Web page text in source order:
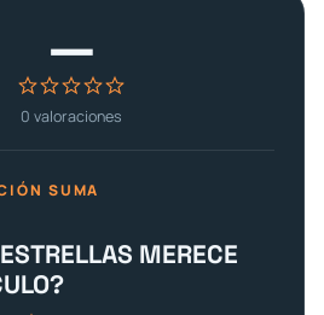
—
0 valoraciones
SUMA
MERECE